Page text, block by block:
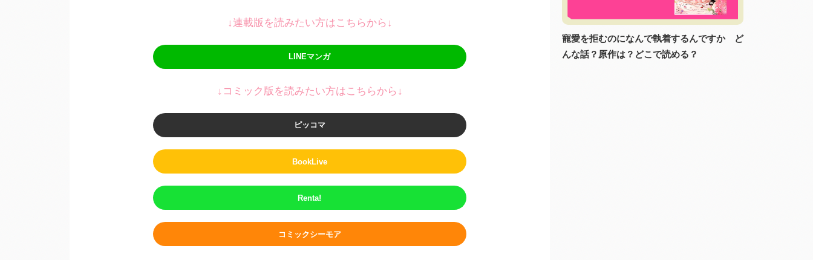
↓連載版を読みたい方はこちらから↓
LINEマンガ
↓コミック版を読みたい方はこちらから↓
ピッコマ
BookLive
Renta!
コミックシーモア
寵愛を拒むのになんで執着するんですか ど
んな話？原作は？どこで読める？